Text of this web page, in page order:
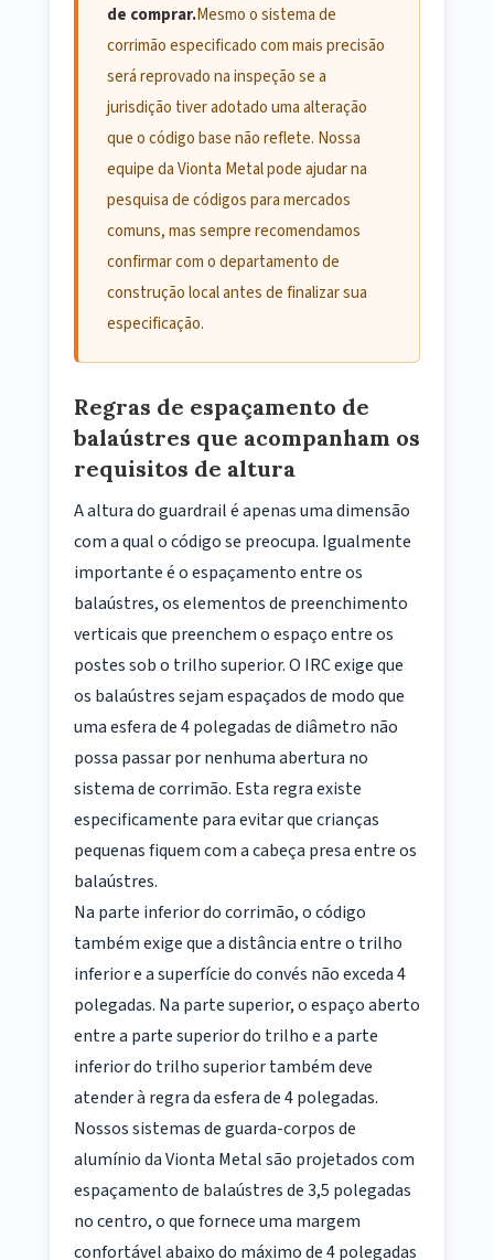
de comprar.Mesmo o sistema de
corrimão especificado com mais precisão
será reprovado na inspeção se a
jurisdição tiver adotado uma alteração
que o código base não reflete. Nossa
equipe da Vionta Metal pode ajudar na
pesquisa de códigos para mercados
comuns, mas sempre recomendamos
confirmar com o departamento de
construção local antes de finalizar sua
especificação.
Regras de espaçamento de
balaústres que acompanham os
requisitos de altura
A altura do guardrail é apenas uma dimensão
com a qual o código se preocupa. Igualmente
importante é o espaçamento entre os
balaústres, os elementos de preenchimento
verticais que preenchem o espaço entre os
postes sob o trilho superior. O IRC exige que
os balaústres sejam espaçados de modo que
uma esfera de 4 polegadas de diâmetro não
possa passar por nenhuma abertura no
sistema de corrimão. Esta regra existe
especificamente para evitar que crianças
pequenas fiquem com a cabeça presa entre os
balaústres.
Na parte inferior do corrimão, o código
também exige que a distância entre o trilho
inferior e a superfície do convés não exceda 4
polegadas. Na parte superior, o espaço aberto
entre a parte superior do trilho e a parte
inferior do trilho superior também deve
atender à regra da esfera de 4 polegadas.
Nossos sistemas de guarda-corpos de
alumínio da Vionta Metal são projetados com
espaçamento de balaústres de 3,5 polegadas
no centro, o que fornece uma margem
confortável abaixo do máximo de 4 polegadas